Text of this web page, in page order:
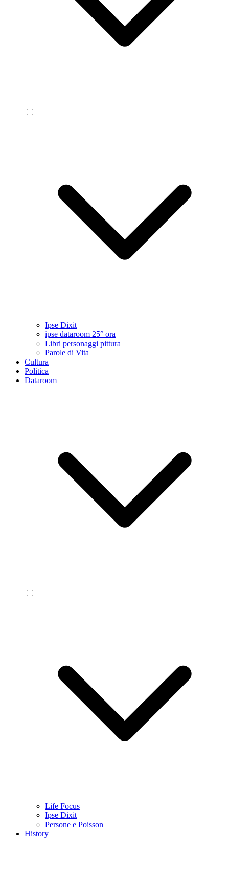
Ipse Dixit
ipse dataroom 25° ora
Libri personaggi pittura
Parole di Vita
Cultura
Politica
Dataroom
Life Focus
Ipse Dixit
Persone e Poisson
History